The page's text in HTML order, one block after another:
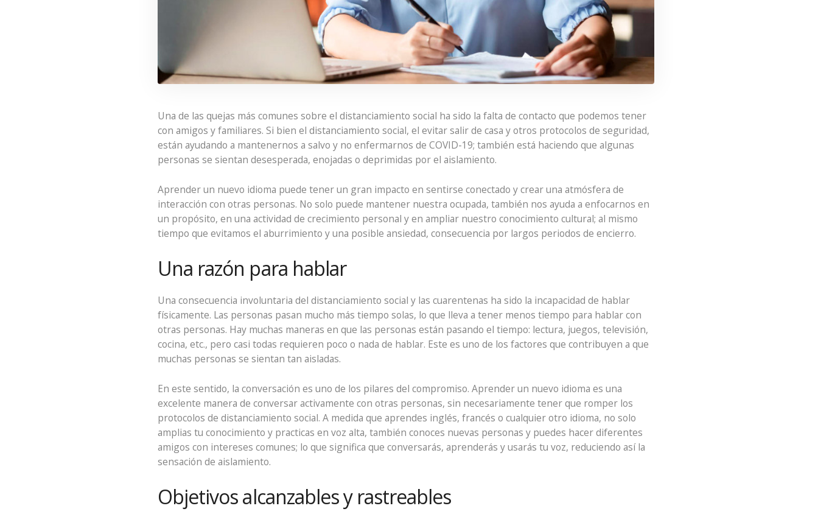
Una de las quejas más comunes sobre el distanciamiento social ha sido la falta de contacto que podemos tener
con amigos y familiares. Si bien el distanciamiento social, el evitar salir de casa y otros protocolos de seguridad,
están ayudando a mantenernos a salvo y no enfermarnos de COVID-19; también está haciendo que algunas
personas se sientan desesperada, enojadas o deprimidas por el aislamiento.
Aprender un nuevo idioma puede tener un gran impacto en sentirse conectado y crear una atmósfera de
interacción con otras personas. No solo puede mantener nuestra ocupada, también nos ayuda a enfocarnos en
un propósito, en una actividad de crecimiento personal y en ampliar nuestro conocimiento cultural; al mismo
tiempo que evitamos el aburrimiento y una posible ansiedad, consecuencia por largos periodos de encierro.
Una razón para hablar
Una consecuencia involuntaria del distanciamiento social y las cuarentenas ha sido la incapacidad de hablar
físicamente. Las personas pasan mucho más tiempo solas, lo que lleva a tener menos tiempo para hablar con
otras personas. Hay muchas maneras en que las personas están pasando el tiempo: lectura, juegos, televisión,
cocina, etc., pero casi todas requieren poco o nada de hablar. Este es uno de los factores que contribuyen a que
muchas personas se sientan tan aisladas.
En este sentido, la conversación es uno de los pilares del compromiso. Aprender un nuevo idioma es una
excelente manera de conversar activamente con otras personas, sin necesariamente tener que romper los
protocolos de distanciamiento social. A medida que aprendes inglés, francés o cualquier otro idioma, no solo
amplias tu conocimiento y practicas en voz alta, también conoces nuevas personas y puedes hacer diferentes
amigos con intereses comunes; lo que significa que conversarás, aprenderás y usarás tu voz, reduciendo así la
sensación de aislamiento.
Objetivos alcanzables y rastreables